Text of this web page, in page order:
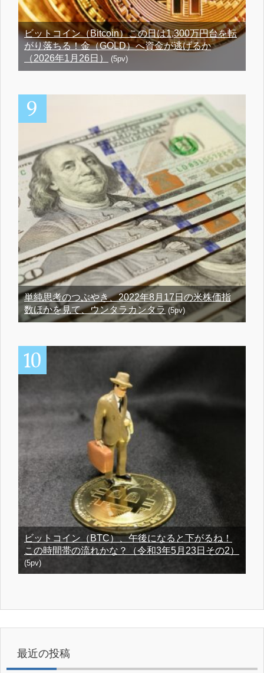
ビットコイン（Bitcoin）この日は1,300万円台を転
がり落ちる！金（GOLD）へ資金が逃げるか
（2026年1月26日）
(5pv)
単純思考のつぶやき、2022年8月17日の米株価指
数ほかを見て、ウンタラカンタラ (5pv)
ビットコイン（BTC）、午後になると下がるね！
この時間帯の流れかな？（令和3年5月23日その2）
(5pv)
最近の投稿